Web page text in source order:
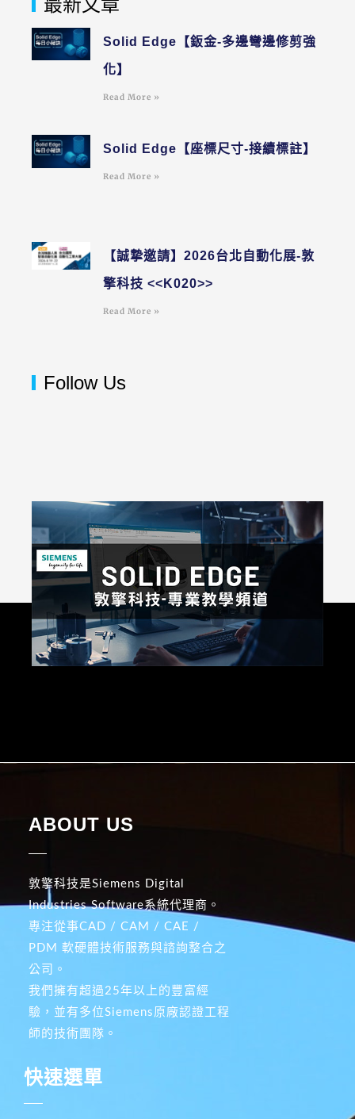
Solid Edge【鈑金-多邊彎邊修剪強
化】
Read More »
Solid Edge【座標尺寸-接續標註】
Read More »
【誠摯邀請】2026台北自動化展-敦
擎科技 <<K020>>
Read More »
Follow Us
ABOUT US
敦擎科技是Siemens Digital
Industries Software系統代理商。
專注從事CAD / CAM / CAE /
PDM 軟硬體技術服務與諮詢整合之
公司。
我們擁有超過25年以上的豐富經
驗，並有多位Siemens原廠認證工程
師的技術團隊。
快速選單